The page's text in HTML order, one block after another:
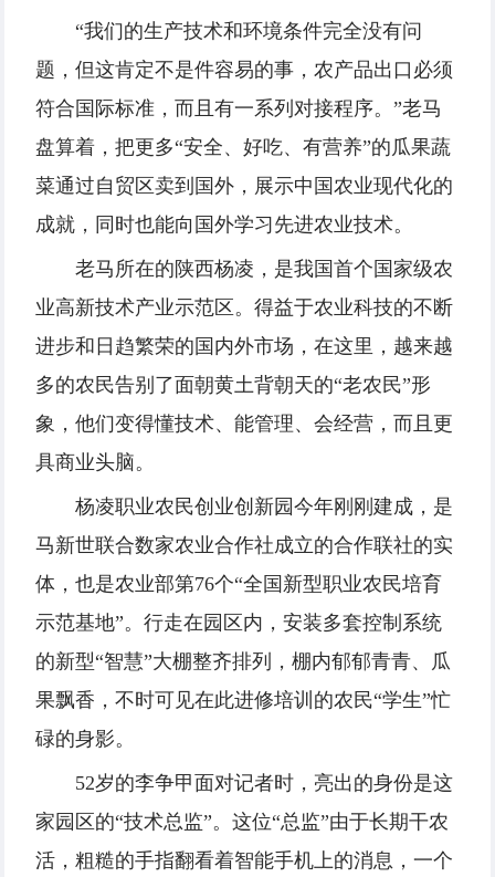
“我们的生产技术和环境条件完全没有问
题，但这肯定不是件容易的事，农产品出口必须
符合国际标准，而且有一系列对接程序。”老马
盘算着，把更多“安全、好吃、有营养”的瓜果蔬
菜通过自贸区卖到国外，展示中国农业现代化的
成就，同时也能向国外学习先进农业技术。
老马所在的陕西杨凌，是我国首个国家级农
业高新技术产业示范区。得益于农业科技的不断
进步和日趋繁荣的国内外市场，在这里，越来越
多的农民告别了面朝黄土背朝天的“老农民”形
象，他们变得懂技术、能管理、会经营，而且更
具商业头脑。
杨凌职业农民创业创新园今年刚刚建成，是
马新世联合数家农业合作社成立的合作联社的实
体，也是农业部第76个“全国新型职业农民培育
示范基地”。行走在园区内，安装多套控制系统
的新型“智慧”大棚整齐排列，棚内郁郁青青、瓜
果飘香，不时可见在此进修培训的农民“学生”忙
碌的身影。
52岁的李争甲面对记者时，亮出的身份是这
家园区的“技术总监”。这位“总监”由于长期干农
活，粗糙的手指翻看着智能手机上的消息，一个